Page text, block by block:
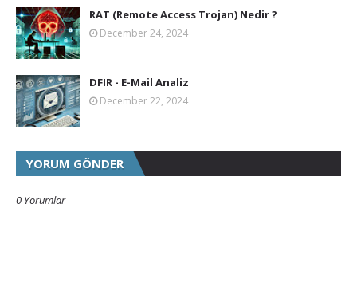
RAT (Remote Access Trojan) Nedir ?
December 24, 2024
DFIR - E-Mail Analiz
December 22, 2024
YORUM GÖNDER
0 Yorumlar